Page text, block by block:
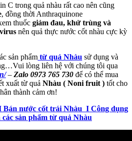
C trong quả nhàu rất cao nên cũng
, đồng thời Anthraquinone
thuốc giảm đau, khử trùng và
nên quả thực nước cốt nhàu cực kỳ
sản phẩm từ quả Nhàu sử dụng và
lòng liên hệ với chúng tôi qua
– Zalo 0973 765 730 để có thể mua
xuất từ quả Nhàu ( Noni fruit ) tốt cho
thành cảm ơn!
nước cốt trái Nhàu I Công dụng
sản phẩm từ quả Nhàu